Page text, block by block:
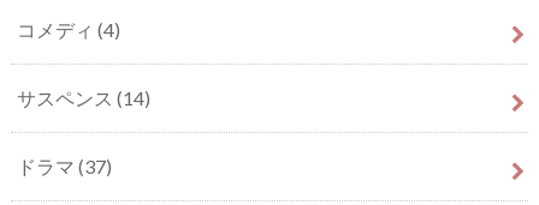
コメディ (4)
サスペンス (14)
ドラマ (37)